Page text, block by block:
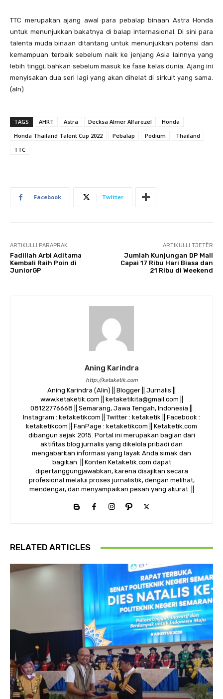
TTC merupakan ajang awal para pebalap binaan Astra Honda
untuk menunjukkan bakatnya di balap internasional. Di sini para
talenta muda binaan ditantang untuk menunjukkan potensi dan
kemampuan terbaik sebelum naik ke jenjang Asia lainnya yang
lebih tinggi, bahkan sebelum masuk ke fase kelas dunia. Ajang ini
menyisakan dua seri lagi yang akan dihelat di sirkuit yang sama.
(aln)
TAGS AHRT Astra Decksa Almer Alfarezel
Honda
Honda Thailand Talent Cup 2022
Pebalap Podium
Thailand
TTC
Facebook Twitter
ARTIKULLI PARAPRAK
Fadillah Arbi Aditama
Kembali Raih Poin di
JuniorGP
ARTIKULLI TJETËR
Jumlah Kunjungan DP Mall
Capai 17 Ribu Hari Biasa dan
21 Ribu di Weekend
Aning Karindra
http://ketaketik.com
Aning Karindra (Alin) || Blogger || Jurnalis ||
www.ketaketik.com || ketaketikita@gmail.com ||
08122776668 || Semarang, Jawa Tengah, Indonesia ||
Instagram : ketaketikcom || Twitter : ketaketik || Facebook :
ketaketikcom || FanPage : ketaketikcom || Ketaketik.com
dibangun sejak 2015. Portal ini merupakan bagian dari
aktifitas blog jurnalis yang dikelola pribadi dan
mengabarkan informasi yang layak Anda simak dan
bagikan. || Konten Ketaketik.com dapat
dipertanggungjawabkan, karena disajikan secara
profesional melalui proses jurnalistik, dengan melihat,
mendengar, dan menyampaikan pesan yang akurat. ||
RELATED ARTICLES